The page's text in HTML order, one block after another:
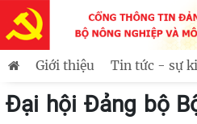
Giới thiệu Tin tức - sự
Tin mới 115 năm Ngày
Tin tức
Đại hội Đảng bộ